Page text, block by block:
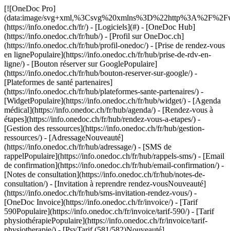
[![OneDoc Pro](data:image/svg+xml,%3Csvg%20xmlns%3D%22http%3A%2F%2Fwww.w3.org%2F2000%2Fsvg%22%20viewBox%3D%220%200%20110%2021%22%3E%3C%2Fsvg%3E)](https://info.onedoc.ch/fr/) - [Logiciels](#) - [OneDoc Hub](https://info.onedoc.ch/fr/hub/) - [Profil sur OneDoc.ch](https://info.onedoc.ch/fr/hub/profil-onedoc/) - [Prise de rendez-vous en lignePopulaire](https://info.onedoc.ch/fr/hub/prise-de-rdv-en-ligne/) - [Bouton réserver sur GooglePopulaire](https://info.onedoc.ch/fr/hub/bouton-reserver-sur-google/) - [Plateformes de santé partenaires](https://info.onedoc.ch/fr/hub/plateformes-sante-partenaires/) - [WidgetPopulaire](https://info.onedoc.ch/fr/hub/widget/) - [Agenda médical](https://info.onedoc.ch/fr/hub/agenda/) - [Rendez-vous à étapes](https://info.onedoc.ch/fr/hub/rendez-vous-a-etapes/) - [Gestion des ressources](https://info.onedoc.ch/fr/hub/gestion-ressources/) - [AdressageNouveauté](https://info.onedoc.ch/fr/hub/adressage/) - [SMS de rappelPopulaire](https://info.onedoc.ch/fr/hub/rappels-sms/) - [Email de confirmation](https://info.onedoc.ch/fr/hub/email-confirmation/) - [Notes de consultation](https://info.onedoc.ch/fr/hub/notes-de-consultation/) - [Invitation à reprendre rendez-vousNouveauté](https://info.onedoc.ch/fr/hub/sms-invitation-rendez-vous/) - [OneDoc Invoice](https://info.onedoc.ch/fr/invoice/) - [Tarif 590Populaire](https://info.onedoc.ch/fr/invoice/tarif-590/) - [Tarif physiothérapiePopulaire](https://info.onedoc.ch/fr/invoice/tarif-physiotherapie/) - [PsyTarif (581/582)Nouveauté](https://info.onedoc.ch/fr/invoice/tarif-psy/) - [Tarif Swiss Dental Hygienist (SDH)](https://info.onedoc.ch/fr/invoice/tarif-sdh/) - [Tarif 595Prochainement](https://info.onedoc.ch/fr/tarif-595/) - [Covercard](https://info.onedoc.ch/fr/invoice/covercard/) - [Factures QR](https://info.onedoc.ch/fr/invoice/facture-qr/) - [Factures Tiers Garant (TG)](https://info.onedoc.ch/fr/invoice/factures-tiers-garant/) - [Factures Tiers Payant (TP)](https://info.onedoc.ch/fr/invoice/tiers-payant/) - [Rappels de paiement](https://info.onedoc.ch/fr/invoice/rappels-paiement/) - [Rapprochement bancaire](https://info.onedoc.ch/fr/invoice/rapprochement-automatique/) - [Clôtures comptables](https://info.onedoc.ch/fr/invoice/clotures-comptables/) - [Déclaration TVA](https://info.onedoc.ch/fr/invoice/declaration-tva/) - [Statistiques](https://info.onedoc.ch/fr/invoice/statistiques/) - [Emma: Assistante téléphonique IALancement](https://info.onedoc.ch/fr/emma-assistant-telephonique/) - [OneDoc LinkNouveauté](https://info.onedoc.ch/fr/link/) - [OneDoc InboxLancement](https://info.onedoc.ch/fr/inbox/) - [Demandes de médicamentsNouveauté](https://info.onedoc.ch/fr/inbox/demandes-medicaments/) - [OneDoc Visio](https://info.onedoc.ch/fr/visio/) - [Badge téléconsultation](https://info.onedoc.ch/fr/visio/badge-teleconsultation/) - [Module de téléconsultationPopulaire](https://info.onedoc.ch/fr/visio/module-de-teleconsultation/) - [Partage d’écran](https://info.onedoc.ch/fr/visio/partage-ecran/) - [Arrière-plan professionnel](https://info.onedoc.ch/fr/visio/arriere-plan/) - [Contrôle de la vidéo et du son](https://info.onedoc.ch/fr/visio/controle-video-son/) - [Solutions](#) - [Par cas d’utilisation](https://info.onedoc.ch/fr/besoins/) - [Gagnez en visibilité](https://info.onedoc.ch/fr/besoins/ameliorer-votre-visibilite/) - [Attirez des nouveaux patients](https://info.onedoc.ch/fr/besoins/gagnez-patients/) - [Automatisez le suivi de vos patients existants](https://info.onedoc.ch/fr/besoins/suivi-patients-existants/) - [Fidélisez vos patientsPopulaire](https://info.onedoc.ch/fr/besoins/fidelisez-vos-patients/) - [Gérez les protocoles de soin](https://info.onedoc.ch/fr/besoins/gerez-protocoles-soins/) - [Gardez vos patients dans votre réseau](https://info.onedoc.ch/fr/besoins/gardez-patients-reseau/) - [Adressez vos patientsPopulaire](https://info.onedoc.ch/fr/besoins/adressez-vos-patients/) - [Recevez des demandes d’adressages](https://info.onedoc.ch/fr/besoins/recevez-demandes-adressage/) - [Limitez les no-showsPopulaire](https://info.onedoc.ch/fr/besoins/limitez-rdv-non-honores/) - [Absorbez plus de demandes patients](https://info.onedoc.ch/fr/besoins/absorbez-demandes-patients/) - [Réduisez le nombre d’appelsPopulaire](https://info.onedoc.ch/fr/besoins/reduisez-les-appels/) - [Restez en contact avec vos patients à distance](https://info.onedoc.ch/fr/besoins/restez-en-contact-avec-patients/) - [Créez et gérez vos factures](https://info.onedoc.ch/fr/besoins/creez-gerez-factures/) - [Par spécialité](https://info.onedoc.ch/fr/specialite/) - [Médecin généraliste](https://info.onedoc.ch/fr/specialite/medecin-generaliste/) - [Spécialiste](https://info.onedoc.ch/fr/specialite/specialiste/) - [Dentiste](https://info.onedoc.ch/fr/specialite/dentiste/) - [Hygiéniste dentaire](https://info.onedoc.ch/fr/specialite/hygieniste-dentaire/) - [PhysiothérapeutePopulaire](https://info.onedoc.ch/fr/specialite/physiotherapeute/) - [Thérapeute complémentaire](https://info.onedoc.ch/fr/specialite/therapeute/) - [PsychologuePopulaire](https://info.onedoc.ch/fr/specialite/psychologue/) - [Psychothérapeute](https://info.onedoc.ch/fr/specialite/psychotherapeute/) - [Ophtalmologue](https://info.onedoc.ch/fr/specialite/ophtalmologue/) - [DermatologuePopulaire](https://info.onedoc.ch/fr/specialite/dermatologue/) - [Pédiatre](https://info.onedoc.ch/fr/specialite/pediatre/) - [Gynécologue](https://info.onedoc.ch/fr/specialite/gynecologue/) - [Médecin esthétique](https://info.onedoc.ch/fr/specialite/medecin-esthetique/) - [Par type d’établissement de santé](https://info.onedoc.ch/fr/specialite/) - [Centre médical](https://info.onedoc.ch/fr/specialite/centre-medical/) - [Hôpital](https://info.onedoc.ch/fr/specialite/hopital/) - [Pharmacie](https://info.onedoc.ch/fr/specialite/pharmacie/) - [Centre d’imagerie médicale](https://info.onedoc.ch/fr/specialite/centre-imagerie-medicale/) - [Laboratoire d’analyses médicales](https://info.onedoc.ch/fr/specialite/laboratoire-analyses-medicales/) - [Audioprothésiste](https://info.onedoc.ch/fr/specialite/audioprothesiste/) - [Opticien](https://info.onedoc.ch/fr/specialite/opticien/) - [Passerelles](#) - [A-D](#) - [Aeskulap](https://info.onedoc.ch/fr/passerelles/aeskulap/) - [amétiq siMed](https://info.onedoc.ch/fr/passerelles/ametiq-simed/) - [Axenita](https://info.onedoc.ch/fr/passerelles/axenita-axonlab/) - [Carefolio](https://info.onedoc.ch/fr/passerelles/carefolio/) - [curaMED](https://info.onedoc.ch/fr/passerelles/curamed/) - [Delemed](https://info.onedoc.ch/fr/passerelles/delemed/) - [DentaGest](https://info.onedoc.ch/fr/passerelles/dentagest/) - [Denteo](https://info.onedoc.ch/fr/passerelles/denteo/) - [E-G](#) - [E-Medicus](https://info.onedoc.ch/fr/passerelles/e-medicus/) - [E-PAT](https://info.onedoc.ch/fr/passerelles/e-pat/) - [ElexisNouveauté](https://info.onedoc.ch/fr/passerelles/elexis/) - [ePaad](https://info.onedoc.ch/fr/passerelles/epaad/) - [ePhysio](https://info.onedoc.ch/fr/passerelles/ephysio/) - [ergodent](https://info.onedoc.ch/fr/passerelles/ergodent/) - [Eyesoft](https://info.onedoc.ch/fr/passerelles/eyesoft/) - [Google Calendar](https://info.onedoc.ch/fr/passerelles/google-calendar/) - [H-M](#) - [Handylife](https://info.onedoc.ch/fr/passerelles/handy-patients/) - [ifaNouveauté](https://info.onedoc.ch/fr/passerelles/ifa/) - [Hexabit Luna](https://info.onedoc.ch/fr/passerelles/hexabit-luna/) - [KISIM](https://info.onedoc.ch/fr/passerelles/cistec-kisim/) - [Liris](https://info.onedoc.ch/fr/passerelles/liris/) - [Medes](https://info.onedoc.ch/fr/passerelles/medes/) - [MediCloud](https://info.onedoc.ch/fr/passerelles/medicloud/) - [MediOnline](https://info.onedoc.ch/fr/passerelles/medionline-caisse-des-medecins/) - [Mediway](https://info.onedoc.ch/fr/passerelles/mediway/) - [N-Q](#) - [NereidaNouveauté](https://info.onedoc.ch/fr/passerelles/nereida/) - [NEXUS](https://info.onedoc.ch/fr/passerelles/nexus/) - [Oplus](https://info.onedoc.ch/fr/passerelles/oplus/) - [Outlook](https://info.onedoc.ch/fr/passerelles/outlook/) - [PhysioApp](https://info.onedoc.ch/fr/passerelles/physioapp/) - [Polavis](https://info.onedoc.ch/fr/passerelles/polavis/) - [Polypoint](https://info.onedoc.ch/fr/passerelles/polypoint/) - [PraxinovaNouveauté](https://info.onedoc.ch/fr/passerelles/praxinova/) - [ProPharma](https://info.onedoc.ch/fr/passerelles/propharma/) - [Pulse Medica](https://info.onedoc.ch/fr/passerelles/pulse-medica/) - [R-Z](#) - [RockethealthNouveauté](https://info.onedoc.ch/fr/passerelles/rockethealth/) - [SOFTplus](https://info.onedoc.ch/fr/passerelles/softplus/) - [Sokle](https://info.onedoc.ch/fr/passerelles/sokle/) - [tomedoNouveauté](https://info.onedoc.ch/fr/passerelles/tomedo/) - [Vitomed](https://info.onedoc.ch/fr/passerelles/vitomed-vitodata/) - [WinLogie](https://info.onedoc.ch/fr/passerelles/winlogie/) - [WinMed](https://info.onedoc.ch/fr/passerelles/winmed/) - [ZaWin](https://info.onedoc.ch/fr/passerelles/zawin/) - [Voir toutes nos passerelles](https://info.onedoc.ch/fr/passerelles/) - [Ressources](#) - [À propos de OneDoc](#) - [Raison d’être](https://info.onedoc.ch/fr/raison-d-etre/) - [Presse](https://info.onedoc.ch/fr/presse/) - [Blog](https://info.onedoc.ch/fr/blog/) - [Pour les médecins généralistes](https://info.onedoc.ch/fr/blog/medecins/) - [Pour les dentistes](https://info.onedoc.ch/fr/blog/dentistes/) - [Pour les hygiénistes dentaires](htt